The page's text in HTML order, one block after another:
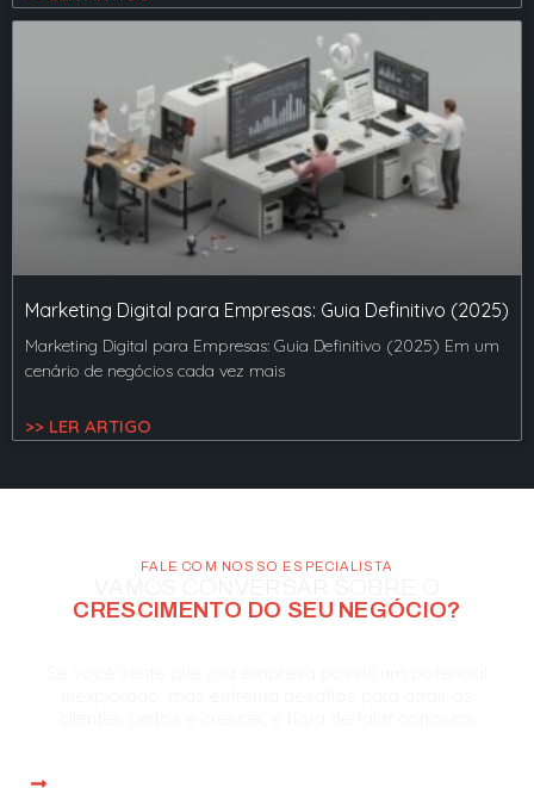
Marketing Digital para Empresas: Guia Definitivo (2025)
Marketing Digital para Empresas: Guia Definitivo (2025) Em um
cenário de negócios cada vez mais
>> LER ARTIGO
FALE COM NOSSO ESPECIALISTA
CRESCIMENTO DO SEU NEGÓCIO?